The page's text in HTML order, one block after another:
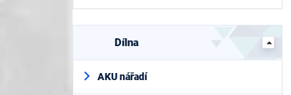
Dílna
AKU nářadí